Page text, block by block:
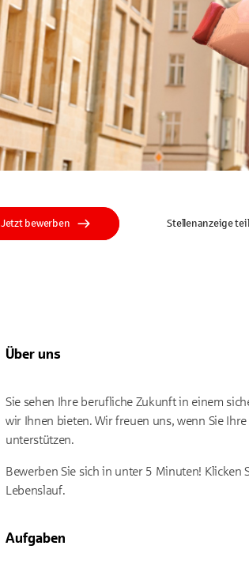
Jetzt bewerben Stellenanzeige
Über uns
Sie sehen Ihre berufliche Zukunft in einem
wir Ihnen bieten. Wir freuen uns, wenn Sie
unterstützen.
Bewerben Sie sich in unter 5 Minuten! Klicken
Lebenslauf.
Aufgaben